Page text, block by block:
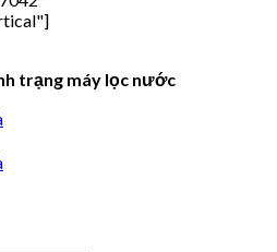
trạng máy lọc nước